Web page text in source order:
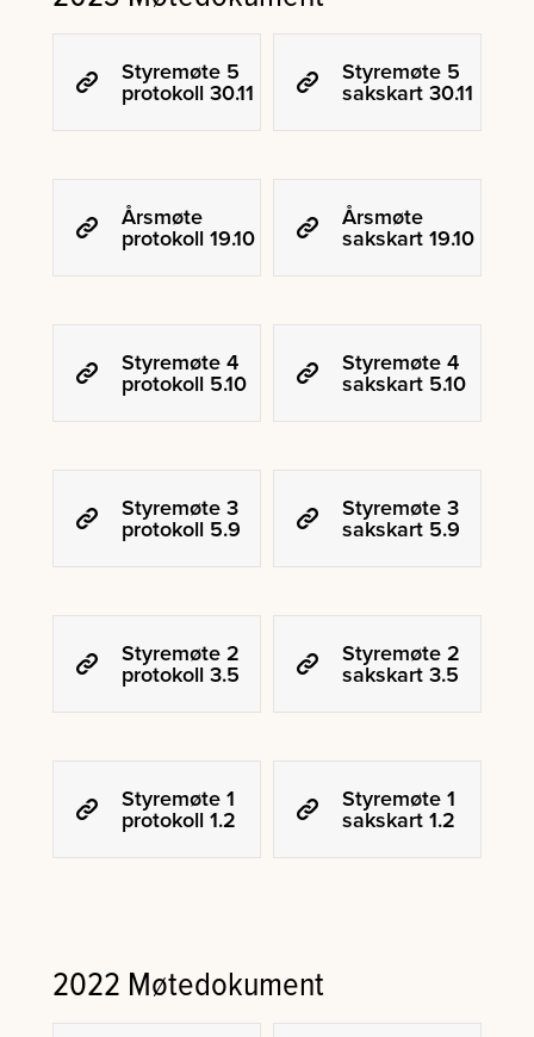
Styremøte 5
protokoll 30.11
Styremøte 5
sakskart 30.11
Årsmøte
protokoll 19.10
Årsmøte
sakskart 19.10
Styremøte 4
protokoll 5.10
Styremøte 4
sakskart 5.10
Styremøte 3
protokoll 5.9
Styremøte 3
sakskart 5.9
Styremøte 2
protokoll 3.5
Styremøte 2
sakskart 3.5
Styremøte 1
protokoll 1.2
Styremøte 1
sakskart 1.2
2022 Møtedokument